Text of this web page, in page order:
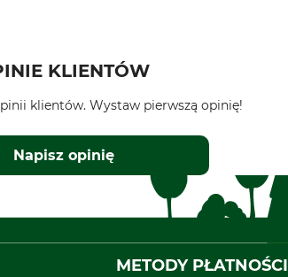
KLIENTÓW
klientów. Wystaw pierwszą opinię!
Napisz opinię
METODY PŁATNOŚCI